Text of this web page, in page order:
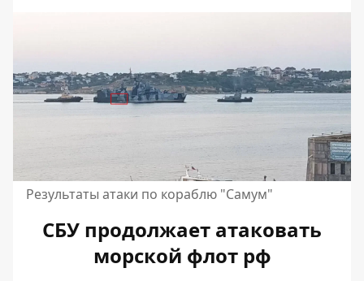
Результаты атаки по кораблю "Самум"
СБУ продолжает атаковать
морской флот рф